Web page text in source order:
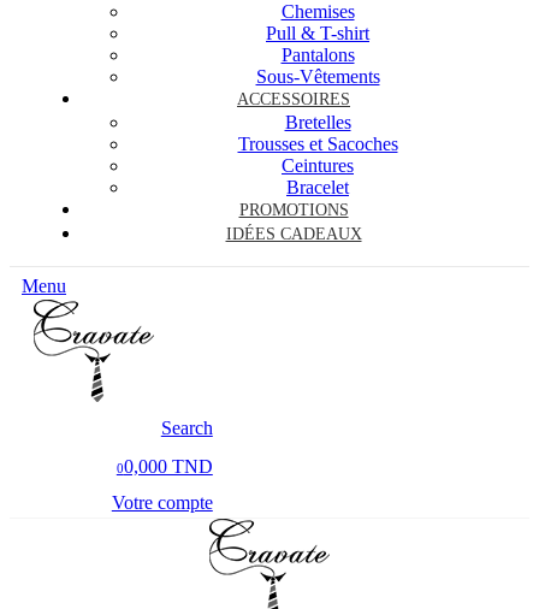
Chemises
Pull & T-shirt
Pantalons
Sous-Vêtements
ACCESSOIRES
Bretelles
Trousses et Sacoches
Ceintures
Bracelet
PROMOTIONS
IDÉES CADEAUX
Menu
Search
00,000 TND
Votre compte